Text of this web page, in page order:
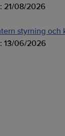
21/08/2026
styrning
13/06/2026